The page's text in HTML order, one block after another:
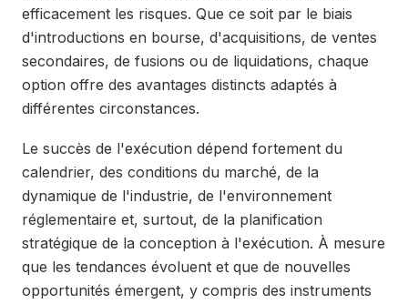
efficacement les risques. Que ce soit par le biais
d'introductions en bourse, d'acquisitions, de ventes
secondaires, de fusions ou de liquidations, chaque
option offre des avantages distincts adaptés à
différentes circonstances.
Le succès de l'exécution dépend fortement du
calendrier, des conditions du marché, de la
dynamique de l'industrie, de l'environnement
réglementaire et, surtout, de la planification
stratégique de la conception à l'exécution. À mesure
que les tendances évoluent et que de nouvelles
opportunités émergent, y compris des instruments